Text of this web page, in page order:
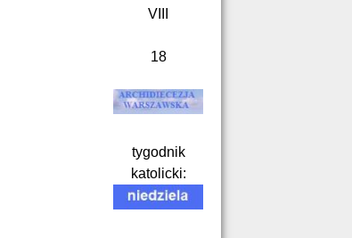
VIII
18
tygodnik
katolicki: